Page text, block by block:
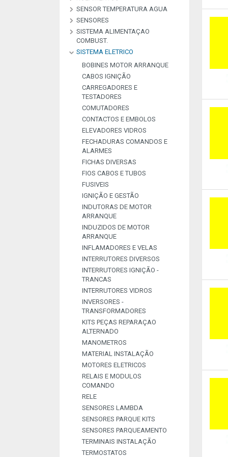
POLIES
ROLAMENTOS
SENSOR TEMPERATURA AGUA
SENSORES
SENSORES PARQUEAMENTO
SISTEMA ALIMENTAÇAO
COMBUST.
RELE
TUBOS COMBUSTIVEL
SISTEMA ELETRICO
BOBINES MOTOR ARRANQUE
CABOS IGNIÇÃO
CARREGADORES E
TESTADORES
COMUTADORES
CONTACTOS E EMBOLOS
ELEVADORES VIDROS
FECHADURAS COMANDOS E
ALARMES
FICHAS DIVERSAS
FIOS CABOS E TUBOS
FUSIVEIS
IGNIÇÃO E GESTÃO
INDUTORAS DE MOTOR
ARRANQUE
INDUZIDOS DE MOTOR
ARRANQUE
INFLAMADORES E VELAS
INTERRUTORES DIVERSOS
INTERRUTORES IGNIÇÃO -
TRANCAS
INTERRUTORES VIDROS
INVERSORES -
TRANSFORMADORES
KITS PEÇAS REPARAÇAO
ALTERNADO
MANOMETROS
MATERIAL INSTALAÇÃO
MOTORES ELETRICOS
RELAIS E MODULOS
COMANDO
RELE
SENSORES LAMBDA
SENSORES PARQUE KITS
SENSORES PARQUEAMENTO
TERMINAIS INSTALAÇÃO
TERMOSTATOS